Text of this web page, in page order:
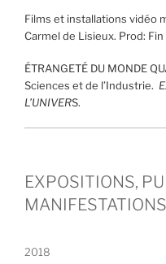
Films et installations vidéo
Carmel de Lisieux. Prod: Fin
ÉTRANGETÉ DU MONDE
Sciences et de l’Industrie.
L’UNIVERS.
EXPOSITIONS,
2018